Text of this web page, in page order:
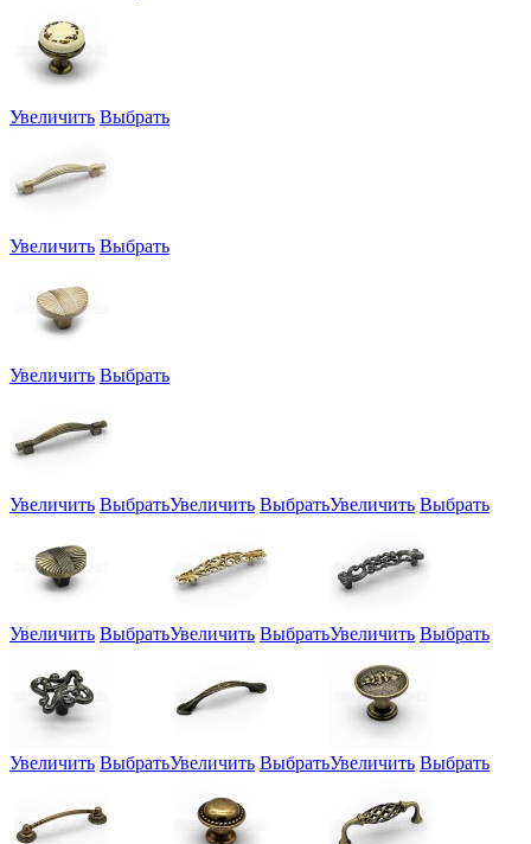
Увеличить Выбрать
Увеличить Выбрать
Увеличить Выбрать
Увеличить ВыбратьУвеличить ВыбратьУвеличить Выбрать
Увеличить ВыбратьУвеличить ВыбратьУвеличить Выбрать
Увеличить ВыбратьУвеличить ВыбратьУвеличить Выбрать